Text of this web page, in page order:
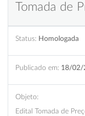
Tomada de
Status: Homologada
Publicado em: 18/02/
Objeto:
Edital Tomada de